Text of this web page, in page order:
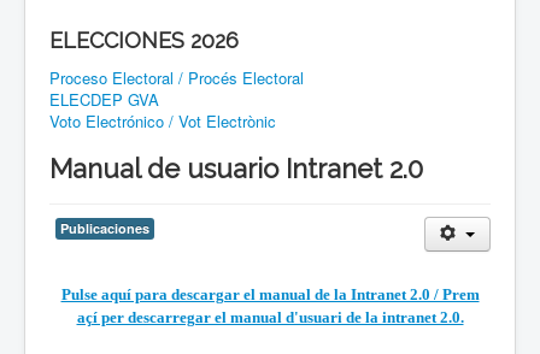
ELECCIONES 2026
Proceso Electoral / Procés Electoral
ELECDEP GVA
Voto Electrónico / Vot Electrònic
Manual de usuario Intranet 2.0
Publicaciones
Pulse aquí para descargar el manual de la Intranet 2.0 / Prem
açí per descarregar el manual d'usuari de la intranet 2.0.